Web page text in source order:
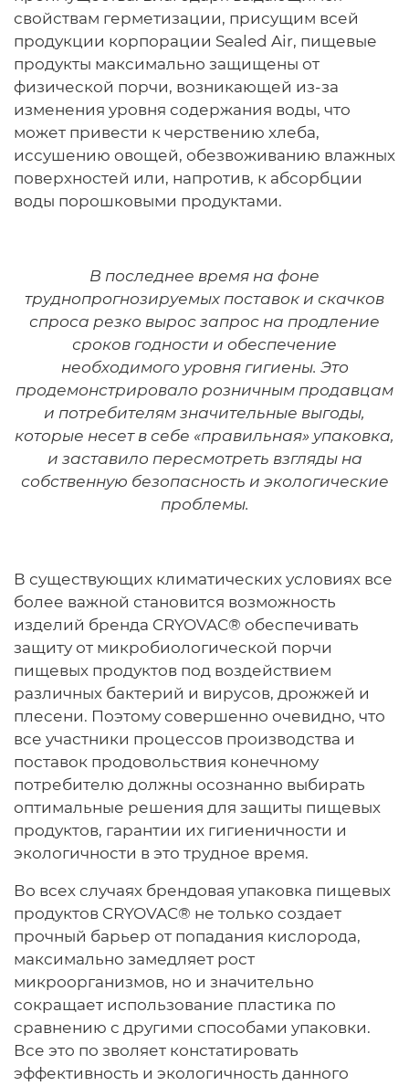
свойствам герметизации, присущим всей
продукции корпорации Sealed Air, пищевые
продукты максимально защищены от
физической порчи, возникающей из-за
изменения уровня содержания воды, что
может привести к черствению хлеба,
иссушению овощей, обезвоживанию влажных
поверхностей или, напротив, к абсорбции
воды порошковыми продуктами.
В последнее время на фоне
труднопрогнозируемых поставок и скачков
спроса резко вырос запрос на продление
сроков годности и обеспечение
необходимого уровня гигиены. Это
продемонстрировало розничным продавцам
и потребителям значительные выгоды,
которые несет в себе «правильная» упаковка,
и заставило пересмотреть взгляды на
собственную безопасность и экологические
проблемы.
В существующих климатических условиях все
более важной становится возможность
изделий бренда CRYOVAC® обеспечивать
защиту от микробиологической порчи
пищевых продуктов под воздействием
различных бактерий и вирусов, дрожжей и
плесени. Поэтому совершенно очевидно, что
все участники процессов производства и
поставок продовольствия конечному
потребителю должны осознанно выбирать
оптимальные решения для защиты пищевых
продуктов, гарантии их гигиеничности и
экологичности в это трудное время.
Во всех случаях брендовая упаковка пищевых
продуктов CRYOVAC® не только создает
прочный барьер от попадания кислорода,
максимально замедляет рост
микроорганизмов, но и значительно
сокращает использование пластика по
сравнению с другими способами упаковки.
Все это по зволяет констатировать
эффективность и экологичность данного